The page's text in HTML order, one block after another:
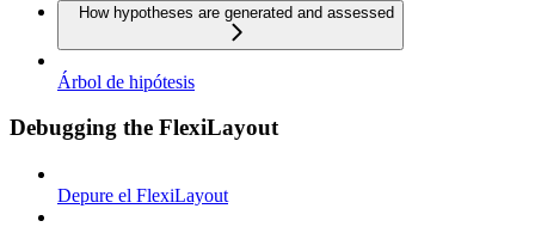
How hypotheses are generated and assessed
Árbol de hipótesis
Debugging the FlexiLayout
Depure el FlexiLayout